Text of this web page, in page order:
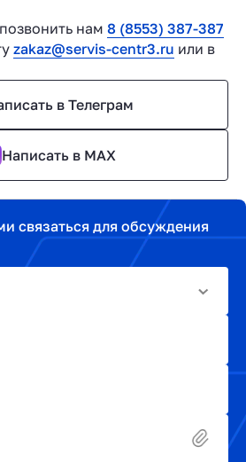
нам 8 (8553) 387-387
zakaz@servis-centr3.ru или в
в Телеграм
Написать в MAX
связаться для обсуждения